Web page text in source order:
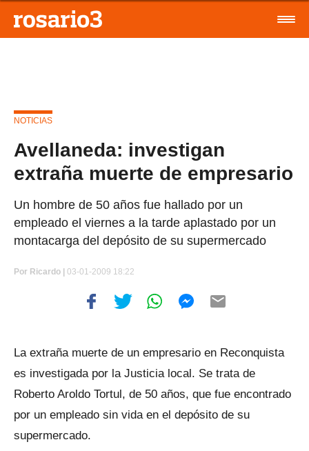
NOTICIAS
Avellaneda: investigan
extraña muerte de empresario
Un hombre de 50 años fue hallado por un
empleado el viernes a la tarde aplastado por un
montacarga del depósito de su supermercado
Por Ricardo | 03-01-2009 18:22
La extraña muerte de un empresario en Reconquista
es investigada por la Justicia local. Se trata de
Roberto Aroldo Tortul, de 50 años, que fue encontrado
por un empleado sin vida en el depósito de su
supermercado.